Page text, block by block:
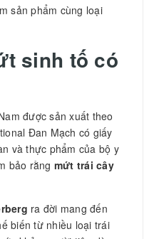
sản phẩm cùng loại
sinh tố có
được sản xuất theo
Đan Mạch có giấy
và thực phẩm của bộ y
bảo rằng mứt trái cây
ra đời mang đến
biến từ nhiều loại trái